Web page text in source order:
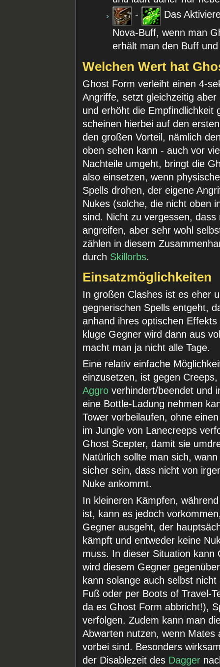
-
Das
Nova-Buff, wenn man
erhält man den Buff
Welchen Wert hat
Ghost Form verleiht einen 4-
Angriffe, setzt gleichzeitig
und erhöht die Empfindlichkeit
scheinen hierbei auf den
den großen Vorteil, nämlich
oben sehen kann - auch vor
Nachteile umgeht, bringt die
also einsetzen, wenn
Spells drohen, der eigene
Nukes (solche, die nicht oben
sind. Nicht zu vergessen,
angreifen, aber sehr wohl
zählen in diesem
durch Skillorbs.
Einsatzmöglichkeiten
In großen Clashes ist es eher
gegnerischen Spells entgeht,
anhand ihres optischen
kluge Gegner wird dann aus
macht man ja nicht alle Tage.
Eine relativ einfache
einzusetzen, ist gegen
Aggro verhindert/beendet und
eine Bottle-Ladung nehmen
Tower vorbeilaufen, ohne
im Jungle von Lanecreeps
Ghost Scepter, damit sie
Natürlich sollte man sich,
sicher sein, dass nicht von
Nuke ankommt.
In kleineren Kämpfen,
ist, kann es jedoch
Gegner ausgeht, der
kämpft und entweder keine
muss. In dieser Situation
wird diesem Gegner
kann solange auch selbst
Fuß oder per Boots of Travel-
da es Ghost Form abbricht!),
verfolgen. Zudem kann man
Abwarten nutzen, wenn
vorbei sind. Besonders
der Disablezeit des Dagger